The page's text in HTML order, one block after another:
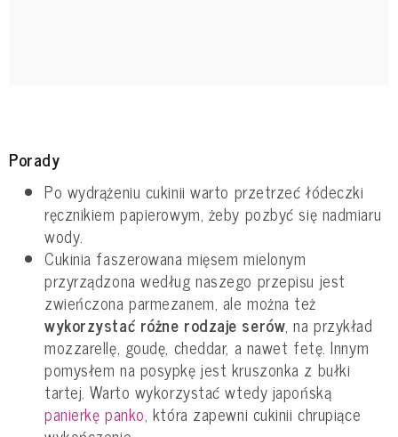
Porady
Po wydrążeniu cukinii warto przetrzeć łódeczki
ręcznikiem papierowym, żeby pozbyć się nadmiaru
wody.
Cukinia faszerowana mięsem mielonym
przyrządzona według naszego przepisu jest
zwieńczona parmezanem, ale można też
wykorzystać różne rodzaje serów, na przykład
mozzarellę, goudę, cheddar, a nawet fetę. Innym
pomysłem na posypkę jest kruszonka z bułki
tartej. Warto wykorzystać wtedy japońską
panierkę panko, która zapewni cukinii chrupiące